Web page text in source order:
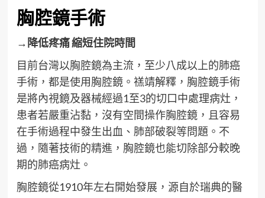
胸腔鏡手術
→降低疼痛 縮短住院時間
目前台灣以胸腔鏡為主流，至少八成以上的肺癌
手術，都是使用胸腔鏡。禚靖解釋，胸腔鏡手術
是將內視鏡及器械經過1至3的切口中處理病灶，
患者若嚴重沾黏，沒有空間操作胸腔鏡，且容易
在手術過程中發生出血、肺部破裂等問題。不
過，隨著技術的精進，胸腔鏡也能切除部分較晚
期的肺癌病灶。
胸腔鏡從1910年左右開始發展，源自於瑞典的醫